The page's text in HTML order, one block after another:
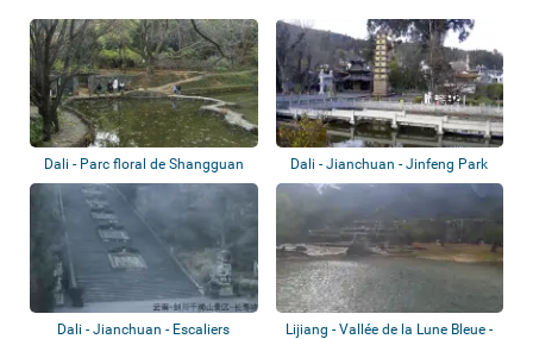
Dali - Parc floral de Shangguan Dali - Jianchuan - Jinfeng Park
Dali - Jianchuan - Escaliers
Lijiang - Vallée de la Lune Bleue -